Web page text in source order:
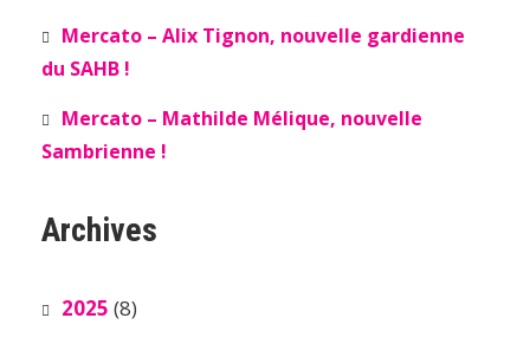
Mercato – Alix Tignon, nouvelle gardienne
du SAHB !
Mercato – Mathilde Mélique, nouvelle
Sambrienne !
Archives
2025 (8)